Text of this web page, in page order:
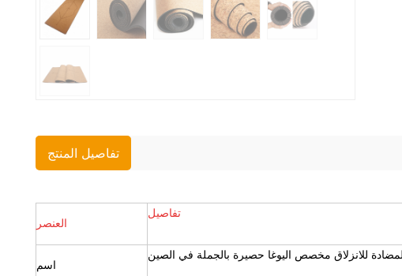
تفاصيل المنتج
العنصر
تفاصيل
اسم
للانزلاق مخصص اليوغا حصيرة بالجملة في الصين